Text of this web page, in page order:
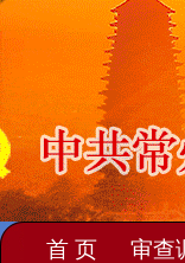
首 页 审查